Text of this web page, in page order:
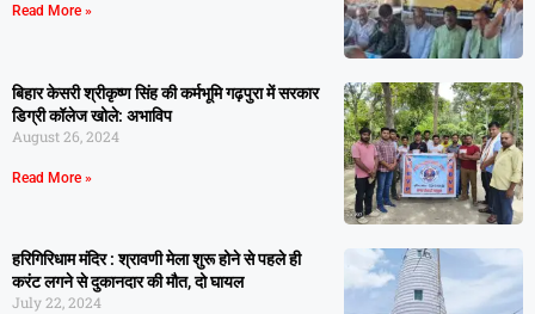
Read More »
बिहार केसरी श्रीकृष्ण सिंह की कर्मभूमि गढ़पुरा में सरकार
डिग्री कॉलेज खोले: अभाविप
August 26, 2024
Read More »
हरिगिरिधाम मंदिर : श्रावणी मेला शुरू होने से पहले ही
करंट लगने से दुकानदार की मौत, दो घायल
July 22, 2024